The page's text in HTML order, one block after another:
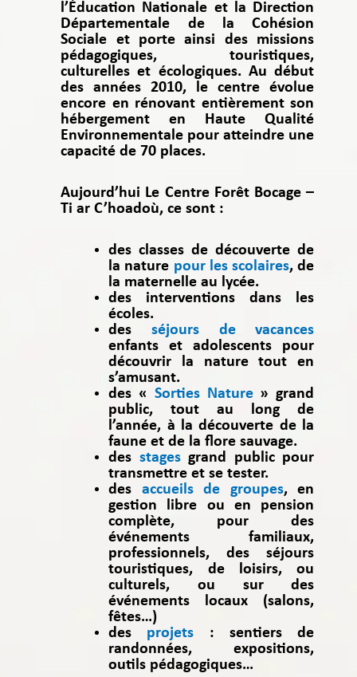
l’Éducation Nationale et la Direction
Départementale de la Cohésion
Sociale et porte ainsi des missions
pédagogiques, touristiques,
culturelles et écologiques. Au début
des années 2010, le centre évolue
encore en rénovant entièrement son
hébergement en
Haute Qualité
Environnementale pour atteindre une
capacité de 70 places.
Aujourd’hui Le Centre Forêt Bocage –
Ti ar C’hoadoù, ce sont :
des classes de découverte de
la nature pour les scolaires, de
la maternelle au lycée.
des interventions dans les
écoles.
des séjours de vacances
enfants et adolescents pour
découvrir la nature tout en
s’amusant.
des « Sorties Nature» grand
public, tout au long de
l’année, à la découverte de la
faune et de la flore sauvage.
des stagesgrand public pour
transmettre et se tester.
des accueils de groupes, en
gestion libre ou en pension
complète, pour des
événements familiaux,
professionnels, des séjours
touristiques, de loisirs, ou
culturels, ou sur des
événements locaux (salons,
fêtes…)
des projets : sentiers de
randonnées, expositions,
outils pédagogiques…